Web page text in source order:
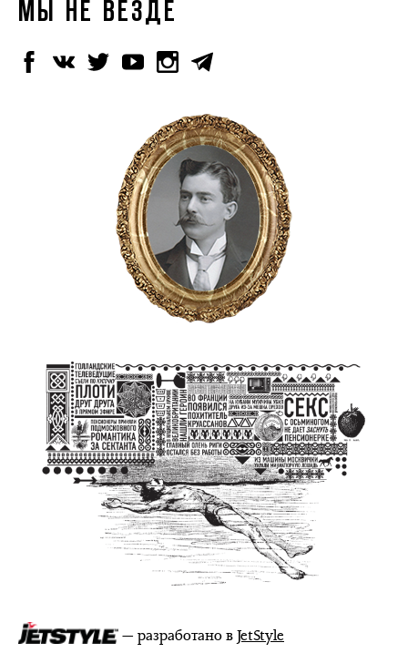
МЫ НЕ ВЕЗДЕ
— разработано вJetStyle